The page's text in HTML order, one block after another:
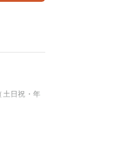
土日祝・年